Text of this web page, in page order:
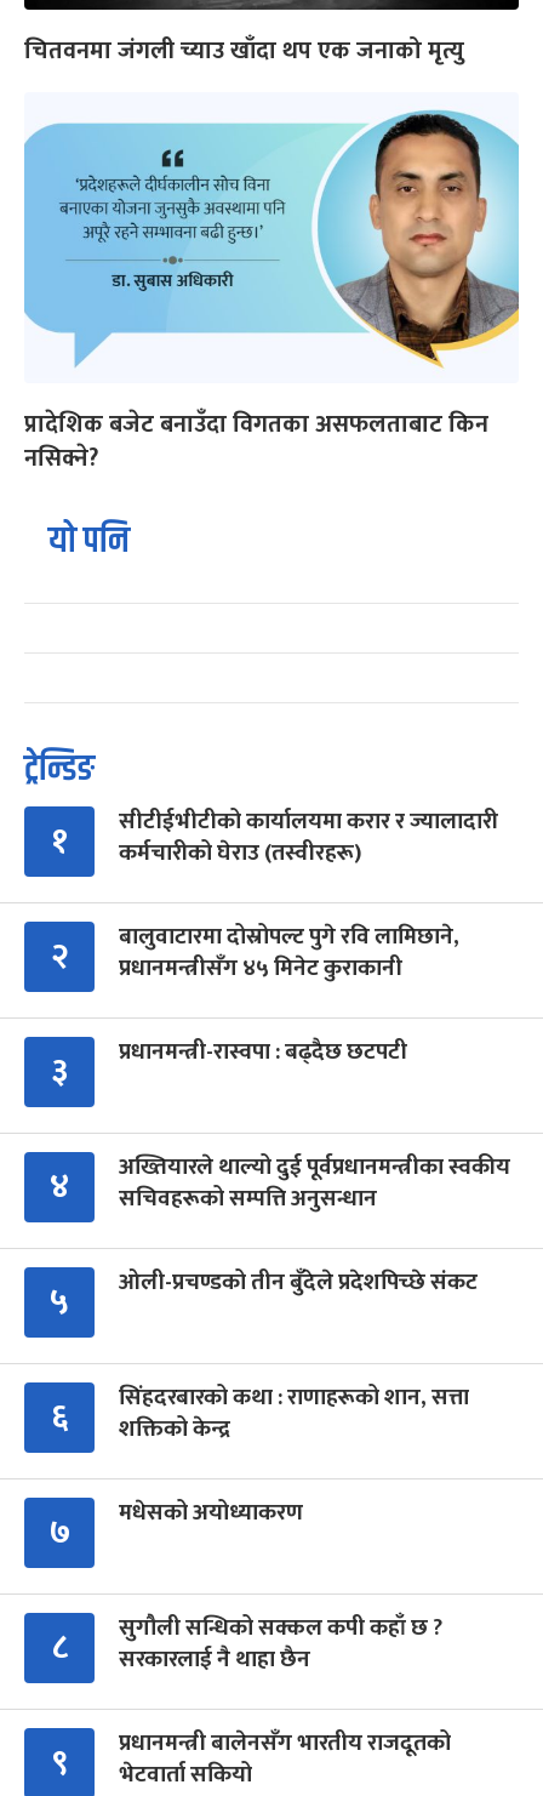
चितवनमा जंगली च्याउ खाँदा थप एक जनाको मृत्यु
प्रादेशिक बजेट बनाउँदा विगतका असफलताबाट किन
नसिक्ने?
यो पनि
ट्रेन्डिङ
१
सीटीईभीटीको कार्यालयमा करार र ज्यालादारी
कर्मचारीको घेराउ (तस्वीरहरू)
२
बालुवाटारमा दोस्रोपल्ट पुगे रवि लामिछाने,
प्रधानमन्त्रीसँग ४५ मिनेट कुराकानी
३ प्रधानमन्त्री-रास्वपा : बढ्दैछ छटपटी
४
अख्तियारले थाल्यो दुई पूर्वप्रधानमन्त्रीका स्वकीय
सचिवहरूको सम्पत्ति अनुसन्धान
५ ओली-प्रचण्डको तीन बुँदेले प्रदेशपिच्छे संकट
६
सिंहदरबारको कथा : राणाहरूको शान, सत्ता
शक्तिको केन्द्र
७ मधेसको अयोध्याकरण
८
सुगौली सन्धिको सक्कल कपी कहाँ छ ?
सरकारलाई नै थाहा छैन
९
प्रधानमन्त्री बालेनसँग भारतीय राजदूतको
भेटवार्ता सकियो